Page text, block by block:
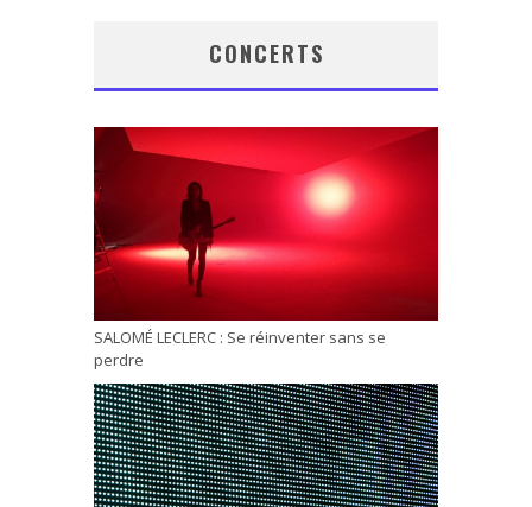
CONCERTS
SALOMÉ LECLERC : Se réinventer sans se
perdre